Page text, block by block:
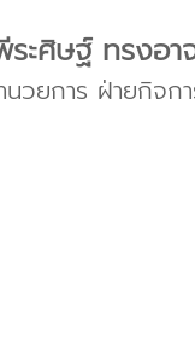
ระศิษฐ์ ทรงอา
นวยการ ฝ่ายกิจก